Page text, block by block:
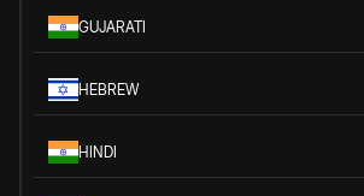
GUJARATI
HEBREW
HINDI